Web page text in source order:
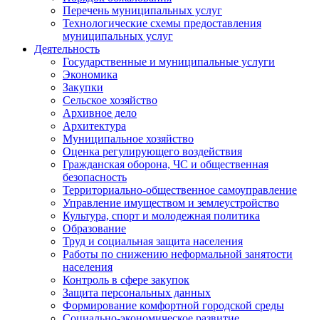
Перечень муниципальных услуг
Технологические схемы предоставления
муниципальных услуг
Деятельность
Государственные и муниципальные услуги
Экономика
Закупки
Сельское хозяйство
Архивное дело
Архитектура
Муниципальное хозяйство
Оценка регулирующего воздействия
Гражданская оборона, ЧС и общественная
безопасность
Территориально-общественное самоуправление
Управление имуществом и землеустройство
Культура, спорт и молодежная политика
Образование
Труд и социальная защита населения
Работы по снижению неформальной занятости
населения
Контроль в сфере закупок
Защита персональных данных
Формирование комфортной городской среды